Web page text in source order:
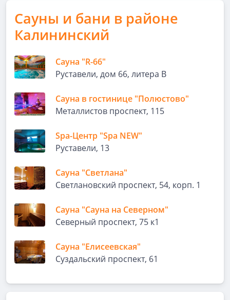
Сауны и бани в районе
Калининский
Сауна "R-66"
Руставели, дом 66, литера В
Сауна в гостинице "Полюстово"
Металлистов проспект, 115
Spa-Центр "Spa NEW"
Руставели, 13
Сауна "Светлана"
Светлановский проспект, 54, корп. 1
Сауна "Сауна на Северном"
Северный проспект, 75 к1
Сауна "Елисеевская"
Суздальский проспект, 61